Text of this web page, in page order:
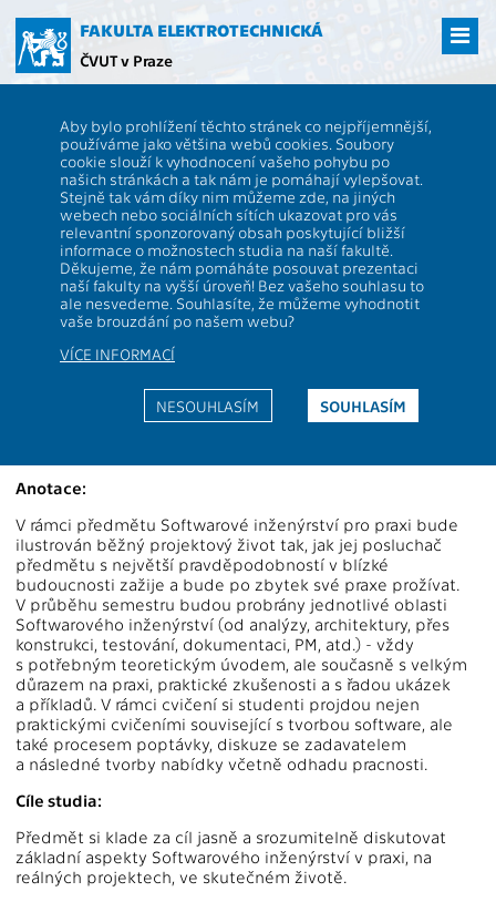
hlavní
obsah
FAKULTA ELEKTROTECHNICKÁ
ČVUT v Praze
Aby bylo prohlížení těchto stránek co nejpříjemnější,
používáme jako většina webů cookies. Soubory
cookie slouží k vyhodnocení vašeho pohybu po
našich stránkách a tak nám je pomáhají vylepšovat.
Stejně tak vám díky nim můžeme zde, na jiných
webech nebo sociálních sítích ukazovat pro vás
relevantní sponzorovaný obsah poskytující bližší
informace o možnostech studia na naší fakultě.
Děkujeme, že nám pomáháte posouvat prezentaci
naší fakulty na vyšší úroveň! Bez vašeho souhlasu to
ale nesvedeme. Souhlasíte, že můžeme vyhodnotit
vaše brouzdání po našem webu?
VÍCE INFORMACÍ
SOUHLASÍM
NESOUHLASÍM
A4M33SEP
A4M33SEP Softwarové inženýrství pro praxi
Rozsah
výuky:
Katedra: 13136
Jazyk
výuky:
Garanti: Zoubek B. Zakončení:
Přednášející: Hlavatý M., Klimeš J.,
Passler D.
Anotace:
V rámci předmětu Softwarové inženýrství pro praxi bude
ilustrován běžný projektový život tak, jak jej posluchač
předmětu s největší pravděpodobností v blízké
budoucnosti zažije a bude po zbytek své praxe prožívat.
V průběhu semestru budou probrány jednotlivé oblasti
Softwarového inženýrství (od analýzy, architektury, přes
konstrukci, testování, dokumentaci, PM, atd.) - vždy
s potřebným teoretickým úvodem, ale současně s velkým
důrazem na praxi, praktické zkušenosti a s řadou ukázek
a příkladů. V rámci cvičení si studenti projdou nejen
praktickými cvičeními související s tvorbou software, ale
také procesem poptávky, diskuze se zadavatelem
a následné tvorby nabídky včetně odhadu pracnosti.
Cíle studia:
Předmět si klade za cíl jasně a srozumitelně diskutovat
základní aspekty Softwarového inženýrství v praxi, na
reálných projektech, ve skutečném životě.